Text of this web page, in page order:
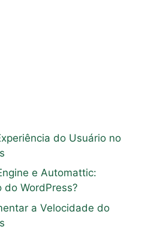
do Usuário no
e Automattic:
do WordPress?
a Velocidade do